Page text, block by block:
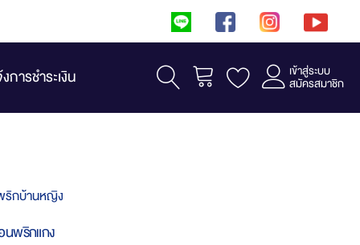
การชำระเงิน รถเข็น เข้าสู่ระบบ
สมัครสมาชิก
ริกบ้านหญิง
พริกแกง